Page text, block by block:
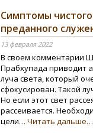
Симптомы чистого
преданного
13 февраля 2022
В своем комментарии
Прабхупада приводит
луча света, который
сфокусирован. Такой
Но если этот свет
рассеивается.
цели… Читать дальше…